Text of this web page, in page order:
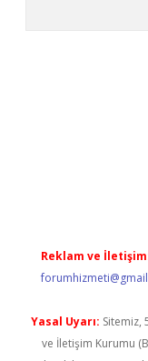
Reklam ve
Yasal Uyarı: Sitemiz,
ve İletişim Kurumu